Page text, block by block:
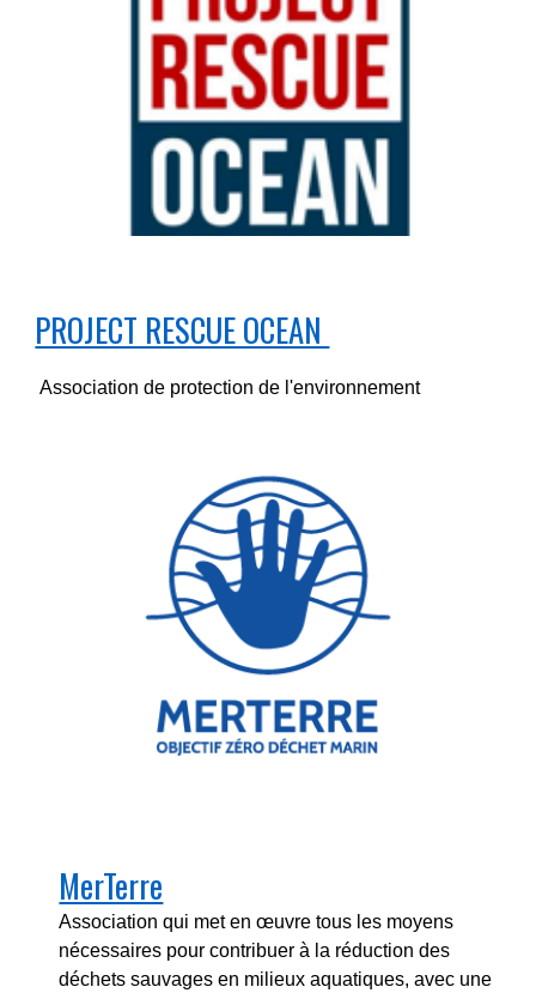
PROJECT RESCUE OCEAN
Association de protection de l'environnement
MerTerre
Association qui met en œuvre tous les moyens
nécessaires pour contribuer à la réduction des
déchets sauvages en milieux aquatiques, avec une